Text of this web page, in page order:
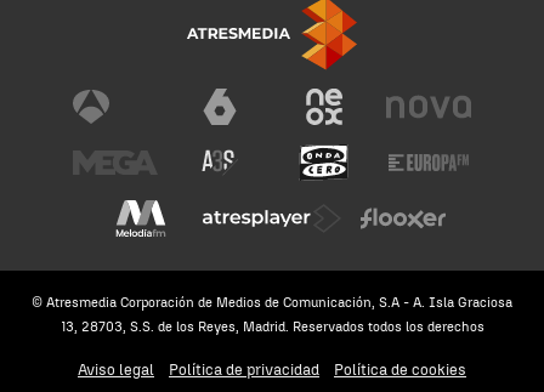
© Atresmedia Corporación de Medios de Comunicación, S.A - A. Isla Graciosa
13, 28703, S.S. de los Reyes, Madrid. Reservados todos los derechos
Aviso legal Política de privacidad Política de cookies